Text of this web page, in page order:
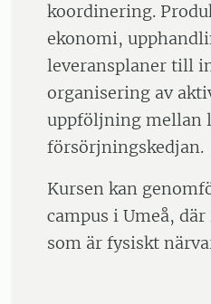
koordinering.
ekonomi,
leveransplaner till
organisering av
uppföljning mellan
försörjningskedjan.
Kursen kan
campus i Umeå,
som är fysiskt